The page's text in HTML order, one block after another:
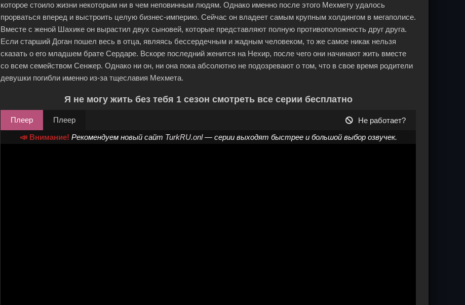
которое стоило жизни некоторым ни в чем неповинным людям. Однако именно после этого Мехмету удалось
прорваться вперед и выстроить целую бизнес-империю. Сейчас он владеет самым крупным холдингом в мегаполисе.
Вместе с женой Шахике он вырастил двух сыновей, которые представляют полную противоположность друг друга.
Если старший Доган пошел весь в отца, являясь бессердечным и жадным человеком, то же самое никак нельзя
сказать о его младшем брате Сердаре. Вскоре последний женится на Нехир, после чего они начинают жить вместе
со всем семейством Сенжер. Однако ни он, ни она пока абсолютно не подозревают о том, что в свое время родители
девушки погибли именно из-за тщеславия Мехмета.
Я не могу жить без тебя 1 сезон смотреть все серии бесплатно
Плеер Плеер
Не работает?
📣 Внимание! Рекомендуем новый сайт TurkRU.onl— серии выходят быстрее и большой выбор озвучек.